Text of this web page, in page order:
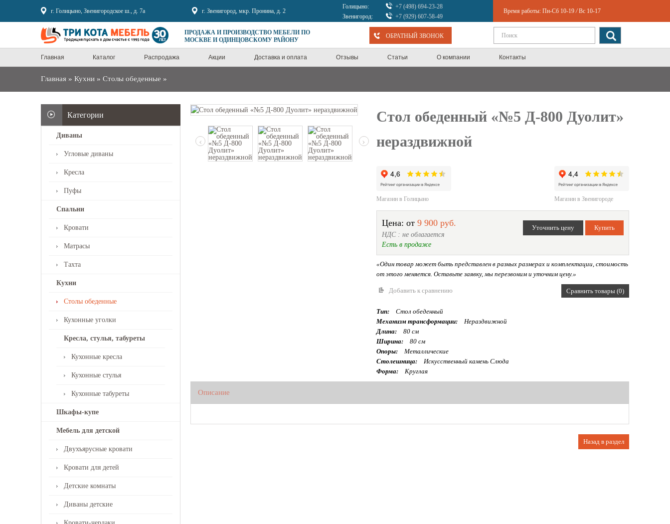
г. Голицыно, Звенигородское ш., д. 7а г. Звенигород, мкр. Пронина, д. 2
Голицыно:
+7 (498) 694-23-28
Звенигород:
+7 (929) 607-58-49
Время работы: Пн-Сб 10-19 / Вс 10-17
ПРОДАЖА И ПРОИЗВОДСТВО МЕБЕЛИ ПО
МОСКВЕ И ОДИНЦОВСКОМУ РАЙОНУ
ОБРАТНЫЙ ЗВОНОК
Главная Каталог Распродажа Акции Доставка и оплата Отзывы Статьи О компании Контакты
Главная » Кухни » Столы обеденные »
Категории
Диваны
Угловые диваны
Кресла
Пуфы
Спальни
Кровати
Матрасы
Тахта
Кухни
Столы обеденные
Кухонные уголки
Кресла, стулья, табуреты
Кухонные кресла
Кухонные стулья
Кухонные табуреты
Шкафы-купе
Мебель для детской
Двухъярусные кровати
Кровати для детей
Детские комнаты
Диваны детские
‹ ›
Стол обеденный «№5 Д-800 Дуолит»
нераздвижной
Магазин в Голицыно Магазин в Звенигороде
Цена: от 9 900 руб.
НДС : не облагается
Есть в продаже
«Один товар может быть представлен в разных размерах и комплектации, стоимость
от этого меняется. Оставьте заявку, мы перезвоним и уточним цену.»
Добавить к сравнению Сравнить товары (0)
Тип:
Стол обеденный
Механизм трансформации:
Нераздвижной
Длина:
80 см
Ширина:
80 см
Опоры:
Металлические
Столешница:
Искусственный камень Слюда
Форма:
Круглая
Описание
Назад в раздел